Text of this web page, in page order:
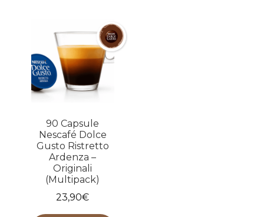
90 Capsule
Nescafé Dolce
Gusto Ristretto
Ardenza –
Originali
(Multipack)
23,90€